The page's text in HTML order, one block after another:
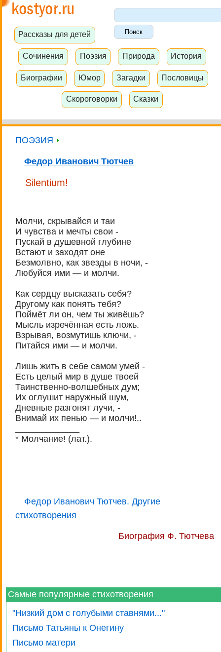
Рассказы для детей
Сочинения Поэзия Природа История
Биографии Юмор Загадки Пословицы
Скороговорки Сказки
ПОЭЗИЯ
Федор Иванович Тютчев
Silentium!
Молчи, скрывайся и таи
И чувства и мечты свои -
Пускай в душевной глубине
Встают и заходят оне
Безмолвно, как звезды в ночи, -
Любуйся ими — и молчи.
Как сердцу высказать себя?
Другому как понять тебя?
Поймёт ли он, чем ты живёшь?
Мысль изречённая есть ложь.
Взрывая, возмутишь ключи, -
Питайся ими — и молчи.
Лишь жить в себе самом умей -
Есть целый мир в душе твоей
Таинственно-волшебных дум;
Их оглушит наружный шум,
Дневные разгонят лучи, -
Внимай их пенью — и молчи!..
* Молчание! (лат.).
Федор Иванович Тютчев. Другие
стихотворения
Биография Ф. Тютчева
Самые популярные стихотворения
"Низкий дом с голубыми ставнями..."
Письмо Татьяны к Онегину
Письмо матери